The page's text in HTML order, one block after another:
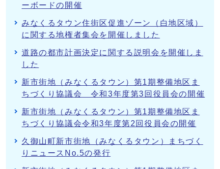
ーボードの開催
みなくるタウン住街区促進ゾーン（白地区域）
に関する地権者集会を開催しました
道路の都市計画決定に関する説明会を開催しま
した
新市街地（みなくるタウン）第1期整備地区ま
ちづくり協議会 令和3年度第3回役員会の開催
新市街地（みなくるタウン）第1期整備地区ま
ちづくり協議会令和3年度第2回役員会の開催
久御山町新市街地（みなくるタウン）まちづく
りニュースNo.5の発行